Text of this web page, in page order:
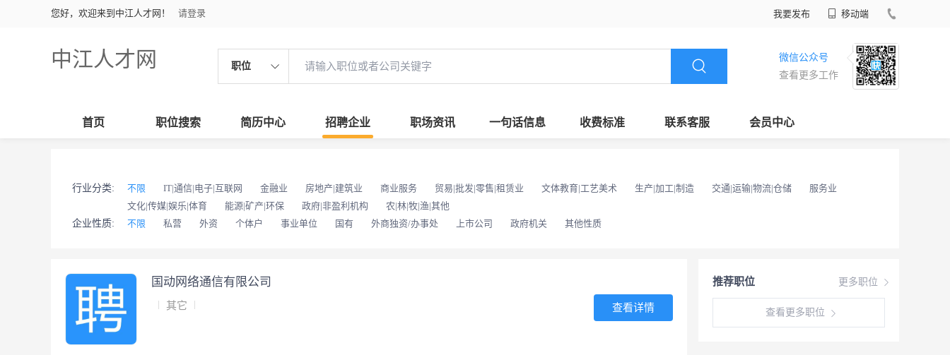
您好，欢迎来到中江人才网！ 请登录 我要发布 移动端
中江人才网 职位
微信公众号
查看更多工作
首页 职位搜索 简历中心 招聘企业 职场资讯 一句话信息 收费标准 联系客服 会员中心
行业分类: 不限 IT|通信|电子|互联网 金融业 房地产|建筑业 商业服务 贸易|批发|零售|租赁业 文体教育|工艺美术 生产|加工|制造 交通|运输|物流|仓储
服务业
文化|传媒|娱乐|体育
能源|矿产|环保 政府|非盈利机构
农|林|牧|渔|其他
企业性质:
不限 私营 外资 个体户 事业单位 国有 外商独资/办事处 上市公司 政府机关 其他性质
更多职位
推荐职位
查看更多职位
国动网络通信有限公司
其它 查看详情